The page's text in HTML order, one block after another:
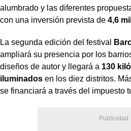
alumbrado y las diferentes
con una inversión prevista de 4,6
La segunda edición del festival
ampliará su presencia por los
diseños de autor y llegará a 130
iluminados en los diez distritos.
se financiará a través del impuesto